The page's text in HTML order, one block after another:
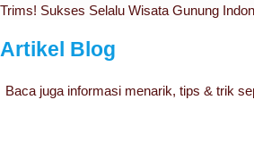
Trims! Sukses Selalu Wisata Gunung
Artikel Blog
Baca juga informasi menarik, tips & trik